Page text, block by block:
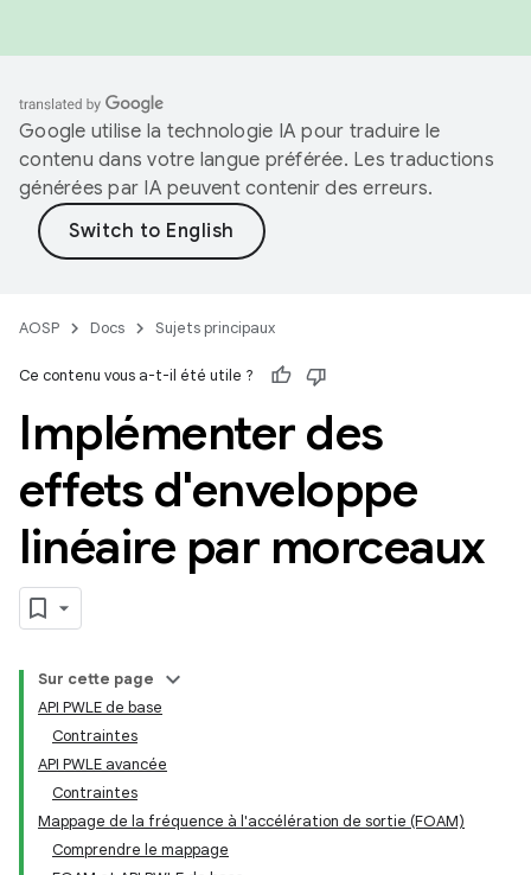
Google utilise la technologie IA pour traduire le
contenu dans votre langue préférée. Les traductions
générées par IA peuvent contenir des erreurs.
AOSP Docs Sujets principaux
Ce contenu vous a-t-il été utile ?
Implémenter des
effets d'enveloppe
linéaire par morceaux
Sur cette page
API PWLE de base
Contraintes
API PWLE avancée
Contraintes
Mappage de la fréquence à l'accélération de sortie (FOAM)
Comprendre le mappage